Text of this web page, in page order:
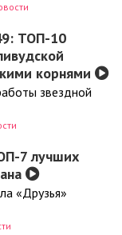
ТОП-10
корнями
звездной
7 лучших
«Друзья»